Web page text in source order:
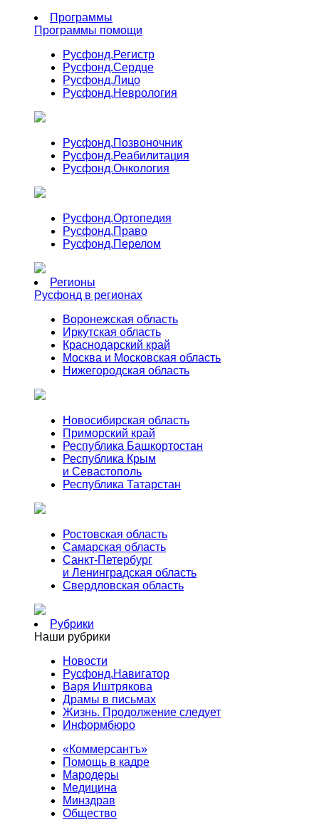
Программы
Программы помощи
Русфонд.Регистр
Русфонд.Сердце
Русфонд.Лицо
Русфонд.Неврология
Русфонд.Позвоночник
Русфонд.Реабилитация
Русфонд.Онкология
Русфонд.Ортопедия
Русфонд.Право
Русфонд.Перелом
Регионы
Русфонд в регионах
Воронежская область
Иркутская область
Краснодарский край
Москва и Московская область
Нижегородская область
Новосибирская область
Приморский край
Республика Башкортостан
Республика Крым
и Севастополь
Республика Татарстан
Ростовская область
Самарская область
Санкт-Петербург
и Ленинградская область
Свердловская область
Рубрики
Наши рубрики
Новости
Русфонд.Навигатор
Варя Иштрякова
Драмы в письмах
Жизнь. Продолжение следует
Информбюро
«Коммерсантъ»
Помощь в кадре
Мародеры
Медицина
Минздрав
Общество